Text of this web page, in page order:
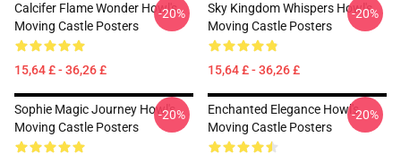
Calcifer Flame Wonder Howl's
Moving Castle Posters
15,64 £ - 36,26 £
-20%
Sky Kingdom Whispers Howl's
Moving Castle Posters
15,64 £ - 36,26 £
-20%
Sophie Magic Journey Howl's
Moving Castle Posters
-20%
Enchanted Elegance Howl's
Moving Castle Posters
-20%